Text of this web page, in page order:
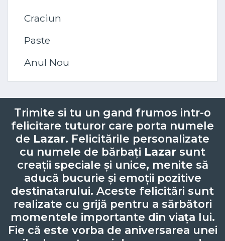
Craciun
Paste
Anul Nou
Trimite si tu un gand frumos intr-o
felicitare tuturor care porta numele
de Lazar. Felicitările personalizate
cu numele de bărbați Lazar sunt
creații speciale și unice, menite să
aducă bucurie și emoții pozitive
destinatarului. Aceste felicitări sunt
realizate cu grijă pentru a sărbători
momentele importante din viața lui.
Fie că este vorba de aniversarea unei